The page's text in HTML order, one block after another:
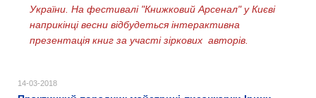
України. На фестивалі "Книжковий Арсенал" у Києві
наприкінці весни відбудеться інтерактивна
презентація книг за участі зіркових авторів.
14-03-2018